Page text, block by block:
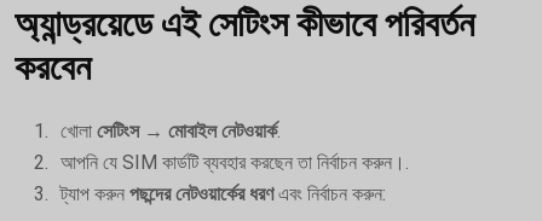
অ্যান্ড্রয়েডে এই সেটিংস কীভাবে পরিবর্তন
করবেন
খোলা সেটিংস → মোবাইল নেটওয়ার্ক.
আপনি যে SIM কার্ডটি ব্যবহার করছেন তা নির্বাচন করুন।.
ট্যাপ করুন পছন্দের নেটওয়ার্কের ধরণএবং নির্বাচন করুন: